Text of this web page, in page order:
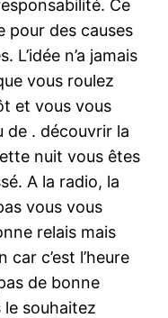
Ce
pour des causes
L’idée n’a jamais
vous roulez
et vous vous
de . découvrir la
nuit vous êtes
A la radio, la
vous vous
relais mais
car c’est l’heure
de bonne
le souhaitez